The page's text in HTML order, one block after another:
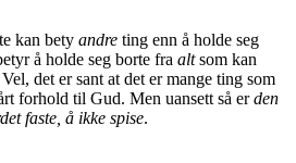
kan bety andre ting enn å holde seg
å holde seg borte fra altsom kan
det er sant at det er mange ting som
forhold til Gud. Men uansett så erden
faste, å ikke spise.